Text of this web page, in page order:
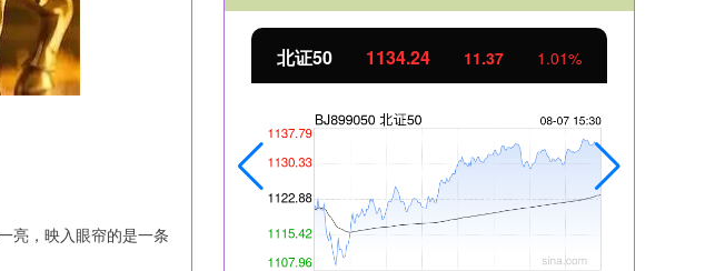
亮，映入眼帘的是一条
43.13 北证50 1134.24 11.37 1.01%